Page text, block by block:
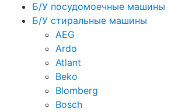
Б/У посудомоечные машины
Б/У стиральные машины
AEG
Ardo
Atlant
Beko
Blomberg
Bosch